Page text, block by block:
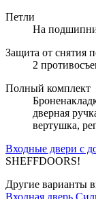
Петли
На
Защита от снятия
2
Полный комплект
дверная
вертушка,
Входные двери с
SHEFFDOORS!
Другие варианты
Входная дверь